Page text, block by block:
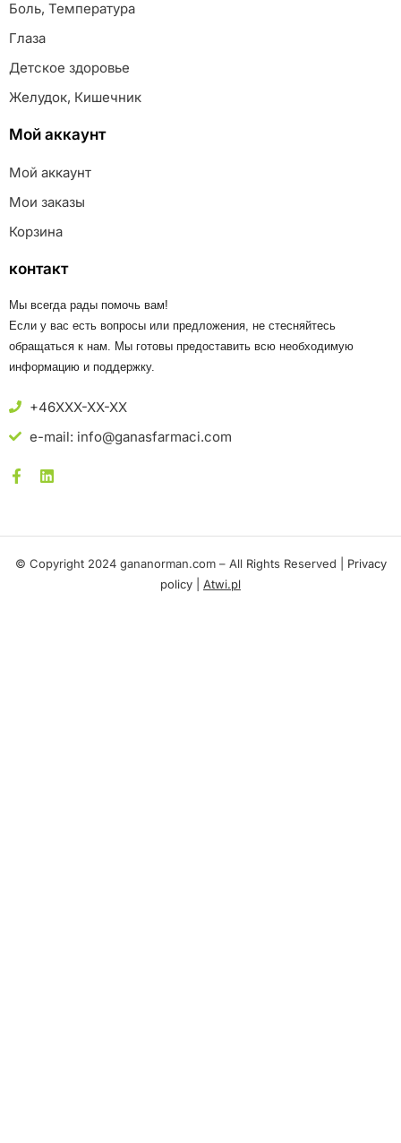
Боль, Температура
Глаза
Детское здоровье
Желудок, Кишечник
Мой аккаунт
Мой аккаунт
Мои заказы
Корзина
контакт
Мы всегда рады помочь вам!
Если у вас есть вопросы или предложения, не стесняйтесь
обращаться к нам. Мы готовы предоставить всю необходимую
информацию и поддержку.
+46XXX-XX-XX
e-mail: info@ganasfarmaci.com
© Copyright 2024 gananorman.com – All Rights Reserved | Privacy
policy
Atwi.pl